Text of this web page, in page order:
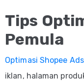
Tips
Pemula
Optimasi Shopee Ads
iklan, halaman